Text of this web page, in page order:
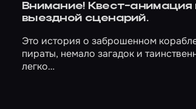
Внимание! Квест-анимация
выездной сценарий.
Это история о заброшенном
пираты, немало загадок и
легко…